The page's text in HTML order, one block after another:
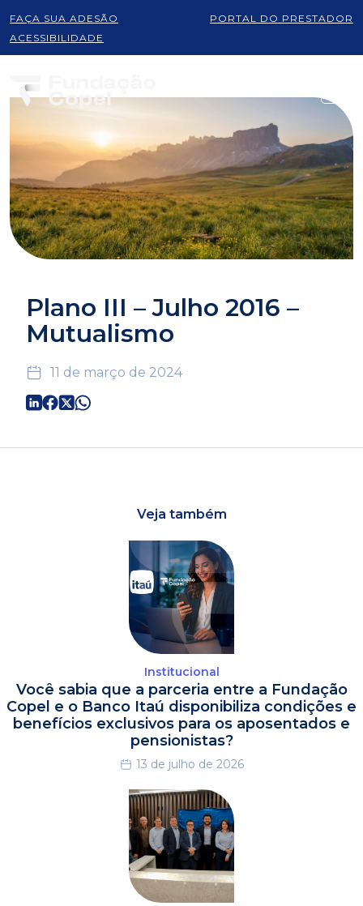
FAÇA SUA ADESÃO
PORTAL DO PRESTADOR
ACESSIBILIDADE
Plano III – Julho 2016 –
Mutualismo
11 de março de 2024
Veja também
Institucional
Você sabia que a parceria entre a Fundação
Copel e o Banco Itaú disponibiliza condições e
benefícios exclusivos para os aposentados e
pensionistas?
13 de julho de 2026